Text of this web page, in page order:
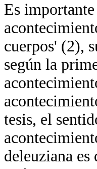
Es
cuerpos' (2),
según la
tesis, el
deleuziana es